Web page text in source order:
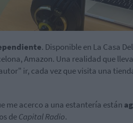
. Disponible en La Casa
Amazon. Una realidad que
ir, cada vez que visita una
me acerco a una estantería están
deCapital Radio.